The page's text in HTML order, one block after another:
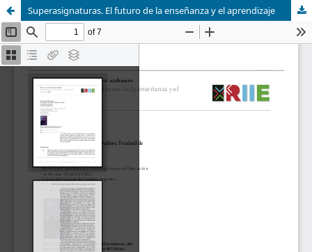
Superasignaturas. El futuro de la enseñanza y el aprendizaje